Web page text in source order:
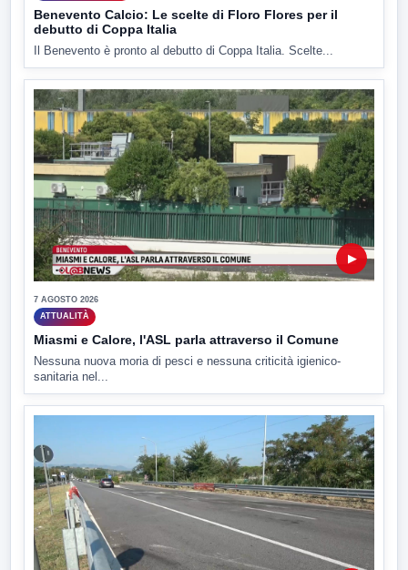
Benevento Calcio: Le scelte di Floro Flores per il
debutto di Coppa Italia
Il Benevento è pronto al debutto di Coppa Italia. Scelte...
▶
7 AGOSTO 2026
ATTUALITÀ
Miasmi e Calore, l'ASL parla attraverso il Comune
Nessuna nuova moria di pesci e nessuna criticità igienico-
sanitaria nel...